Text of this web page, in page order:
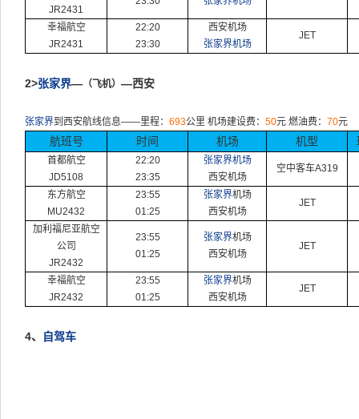
JR2431
幸福航空
JR2431
22:20
23:30
西安机场
张家界机场
JET
2>张家界— （飞机） —西安
张家界到西安航线信息——里程： 693公里 机场建设费： 50元 燃油费： 70元
航班号 时间 机场 机型
首都航空
JD5108
22:20
23:35
张家界机场
西安机场
空中客车A319
东方航空
MU2432
23:55
01:25
张家界机场
西安机场
JET
加利福尼亚航空
公司
JR2432
23:55
01:25
张家界机场
西安机场
JET
幸福航空
JR2432
23:55
01:25
张家界机场
西安机场
JET
4、 自驾车